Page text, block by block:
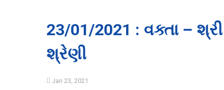
23/01/2021 : વક્તા –
શ્રેણી
Jan 23, 2021